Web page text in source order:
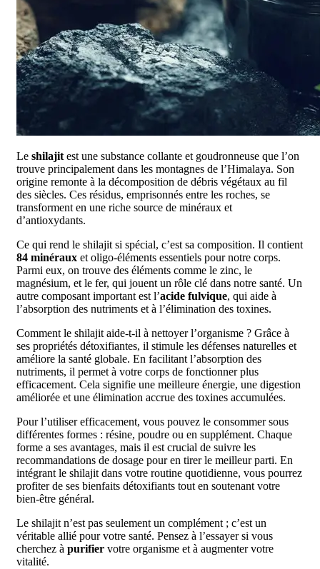
Le shilajit est une substance collante et goudronneuse que l’on
trouve principalement dans les montagnes de l’Himalaya. Son
origine remonte à la décomposition de débris végétaux au fil
des siècles. Ces résidus, emprisonnés entre les roches, se
transforment en une riche source de minéraux et
d’antioxydants.
Ce qui rend le shilajit si spécial, c’est sa composition. Il contient
84 minéraux et oligo-éléments essentiels pour notre corps.
Parmi eux, on trouve des éléments comme le zinc, le
magnésium, et le fer, qui jouent un rôle clé dans notre santé. Un
autre composant important est l’acide fulvique, qui aide à
l’absorption des nutriments et à l’élimination des toxines.
Comment le shilajit aide-t-il à nettoyer l’organisme ? Grâce à
ses propriétés détoxifiantes, il stimule les défenses naturelles et
améliore la santé globale. En facilitant l’absorption des
nutriments, il permet à votre corps de fonctionner plus
efficacement. Cela signifie une meilleure énergie, une digestion
améliorée et une élimination accrue des toxines accumulées.
Pour l’utiliser efficacement, vous pouvez le consommer sous
différentes formes : résine, poudre ou en supplément. Chaque
forme a ses avantages, mais il est crucial de suivre les
recommandations de dosage pour en tirer le meilleur parti. En
intégrant le shilajit dans votre routine quotidienne, vous pourrez
profiter de ses bienfaits détoxifiants tout en soutenant votre
bien-être général.
Le shilajit n’est pas seulement un complément ; c’est un
véritable allié pour votre santé. Pensez à l’essayer si vous
cherchez à purifier votre organisme et à augmenter votre
vitalité.